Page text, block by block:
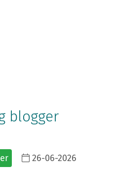
blogger
26-06-2026